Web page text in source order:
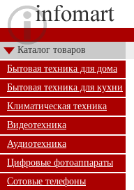
Каталог товаров
Бытовая техника для дома
Бытовая техника для кухни
Климатическая техника
Видеотехника
Аудиотехника
Цифровые фотоаппараты
Сотовые телефоны